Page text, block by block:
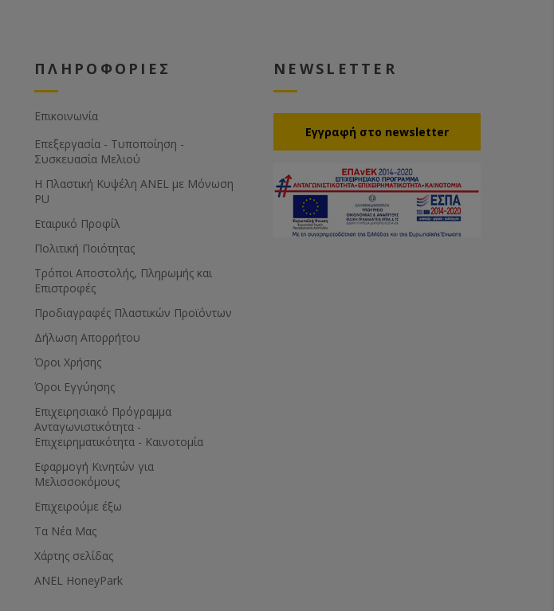
ΠΛΗΡΟΦΟΡΙΕΣ
Επικοινωνία
Επεξεργασία - Τυποποίηση -
Συσκευασία Μελιού
Η Πλαστική Κυψέλη ANEL με Μόνωση
PU
Εταιρικό Προφίλ
Πολιτική Ποιότητας
Τρόποι Αποστολής, Πληρωμής και
Επιστροφές
Προδιαγραφές Πλαστικών Προϊόντων
Δήλωση Απορρήτου
Όροι Χρήσης
Όροι Εγγύησης
Eπιχειρησιακό Πρόγραμμα
Ανταγωνιστικότητα -
Επιχειρηματικότητα - Καινοτομία
Εφαρμογή Κινητών για
Μελισσοκόμους
Επιχειρούμε έξω
Τα Νέα Μας
Χάρτης σελίδας
ANEL HoneyPark
NEWSLETTER
Eγγραφή στο newsletter